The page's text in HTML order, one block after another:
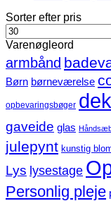
Sorter efter pris
Mindste
pris
Varenøgleord
armbånd
Børn børneværelse
opbevaringsbøger
gaveide glas
julepynt kunstig
Lys lysestage
Personlig pleje